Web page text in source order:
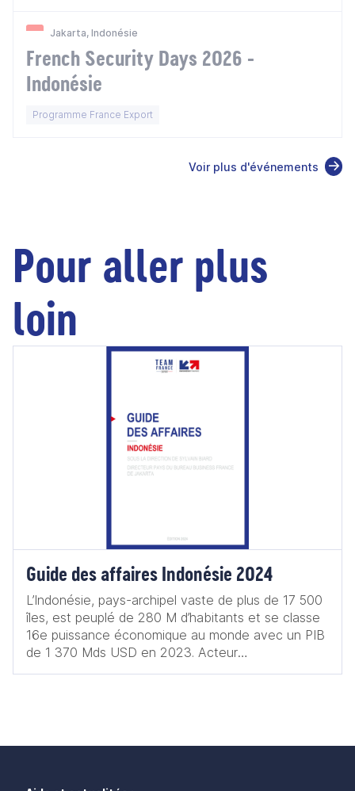
Jakarta, Indonésie
French Security Days 2026 -
Indonésie
Programme France Export
Voir plus d'événements
Pour aller plus
loin
Guide des affaires Indonésie 2024
L’Indonésie, pays-archipel vaste de plus de 17 500
îles, est peuplé de 280 M d’habitants et se classe
16e puissance économique au monde avec un PIB
de 1 370 Mds USD en 2023. Acteur
incontournable du Sud-Est asiatique étant donné